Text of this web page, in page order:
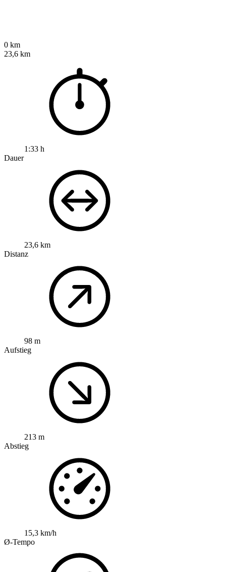
0 km
23,6 km
1:33 h
Dauer
23,6 km
Distanz
98 m
Aufstieg
213 m
Abstieg
15,3 km/h
Ø-Tempo